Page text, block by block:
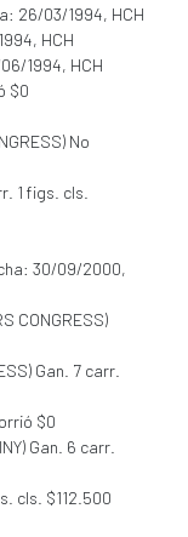
26/03/1994, HCH
HCH
1994, HCH
$0
No
1 figs. cls.
30/09/2000,
CONGRESS)
Gan. 7 carr.
$0
Gan. 6 carr.
cls. $112.500